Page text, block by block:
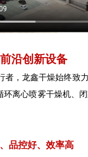
沿创新设备
龙鑫干燥始终致力
离心喷雾干燥机、
品控好、效率高